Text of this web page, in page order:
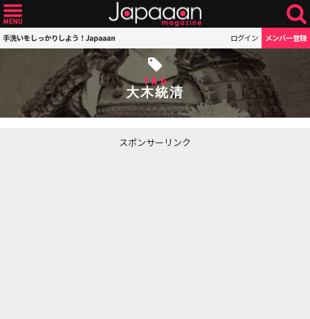
手洗いをしっかりしよう！Japaaan ログイン メンバー登録
TAG
大木統清
スポンサーリンク